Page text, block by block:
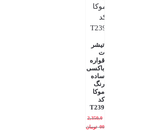
تیشر
ت
قواره
باکسی
ساده
رنگ
موکا
کد
T239
2,350,0
00 تومان